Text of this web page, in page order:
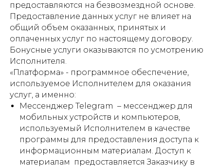
предоставляются на безвозмездной основе.
Предоставление данных услуг не влияет на
общий объем оказанных, принятых и
оплаченных услуг по настоящему договору.
Бонусные услуги оказываются по усмотрению
Исполнителя.
«Платформа» - программное обеспечение,
используемое Исполнителем для оказания
услуг, а именно:
Мессенджер Telegram – мессенджер для
мобильных устройств и компьютеров,
используемый Исполнителем в качестве
программы для предоставления доступа к
информационным материалам. Доступ к
материалам предоставляется Заказчику в